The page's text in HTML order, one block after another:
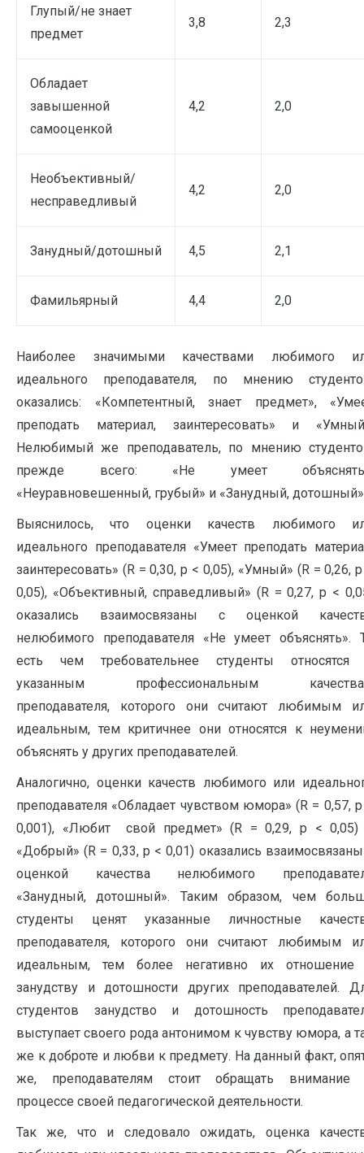
Глупый/не знает
предмет
3,8 2,3
Обладает
завышенной
самооценкой
4,2 2,0
Необъективный/
несправедливый
4,2 2,0
Занудный/дотошный 4,5 2,1
Фамильярный 4,4 2,0
Наиболее значимыми качествами любимого
идеального преподавателя, по мнению
оказались: «Компетентный, знает предмет»,
преподать материал, заинтересовать» и
Нелюбимый же преподаватель, по мнению
прежде всего: «Не умеет
«Неуравновешенный, грубый» и «Занудный,
Выяснилось, что оценки качеств любимого
идеального преподавателя «Умеет преподать
заинтересовать» (R = 0,30, p < 0,05), «Умный» (R = 0,26,
0,05), «Объективный, справедливый» (R = 0,27, p <
оказались взаимосвязаны с оценкой
нелюбимого преподавателя «Не умеет объяснять».
есть чем требовательнее студенты относятся
указанным профессиональным
преподавателя, которого они считают любимым
идеальным, тем критичнее они относятся к
объяснять у других преподавателей.
Аналогично, оценки качеств любимого или
преподавателя «Обладает чувством юмора» (R = 0,57,
0,001), «Любит свой предмет» (R = 0,29, p < 0,05)
«Добрый» (R = 0,33, p < 0,01) оказались
оценкой качества нелюбимого
«Занудный, дотошный». Таким образом, чем
студенты ценят указанные личностные
преподавателя, которого они считают любимым
идеальным, тем более негативно их отношение
занудству и дотошности других преподавателей.
студентов занудство и дотошность
выступает своего рода антонимом к чувству юмора, а
же к доброте и любви к предмету. На данный факт,
же, преподавателям стоит обращать внимание
процессе своей педагогической деятельности.
Так же, что и следовало ожидать, оценка